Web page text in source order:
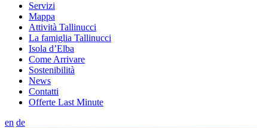
Servizi
Mappa
Attività Tallinucci
La famiglia Tallinucci
Isola d’Elba
Come Arrivare
Sostenibilità
News
Contatti
Offerte Last Minute
en de